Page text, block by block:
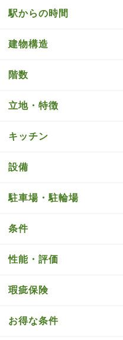
駅からの時間
建物構造
階数
立地・特徴
キッチン
設備
駐車場・駐輪場
条件
性能・評価
瑕疵保険
お得な条件